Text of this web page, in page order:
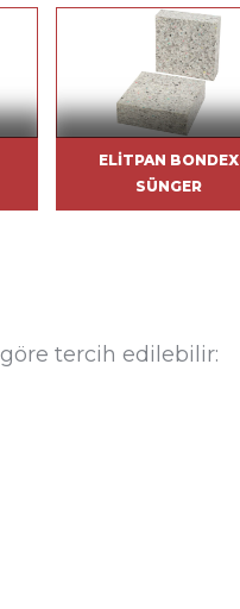
ELITPAN BONDEX
SÜNGER
göre tercih edilebilir: